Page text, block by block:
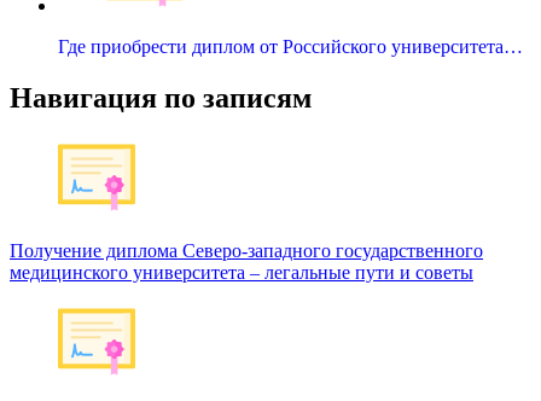
Где приобрести диплом от Российского университета…
Навигация по записям
Получение диплома Северо-западного государственного
медицинского университета – легальные пути и советы